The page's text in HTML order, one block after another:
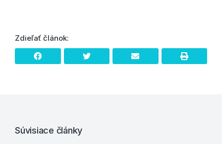
Zdieľať článok:
Súvisiace články